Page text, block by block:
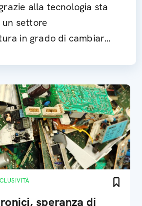
alla tecnologia sta
settore
in grado di cambiare
speranza di